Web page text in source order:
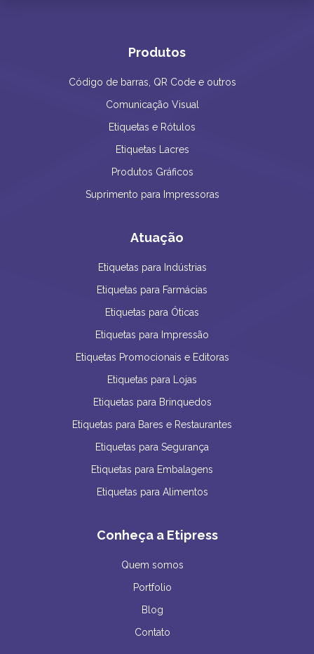
Produtos
Código de barras, QR Code e outros
Comunicação Visual
Etiquetas e Rótulos
Etiquetas Lacres
Produtos Gráficos
Suprimento para Impressoras
Atuação
Etiquetas para Indústrias
Etiquetas para Farmácias
Etiquetas para Óticas
Etiquetas para Impressão
Etiquetas Promocionais e Editoras
Etiquetas para Lojas
Etiquetas para Brinquedos
Etiquetas para Bares e Restaurantes
Etiquetas para Segurança
Etiquetas para Embalagens
Etiquetas para Alimentos
Conheça a Etipress
Quem somos
Portfolio
Blog
Contato